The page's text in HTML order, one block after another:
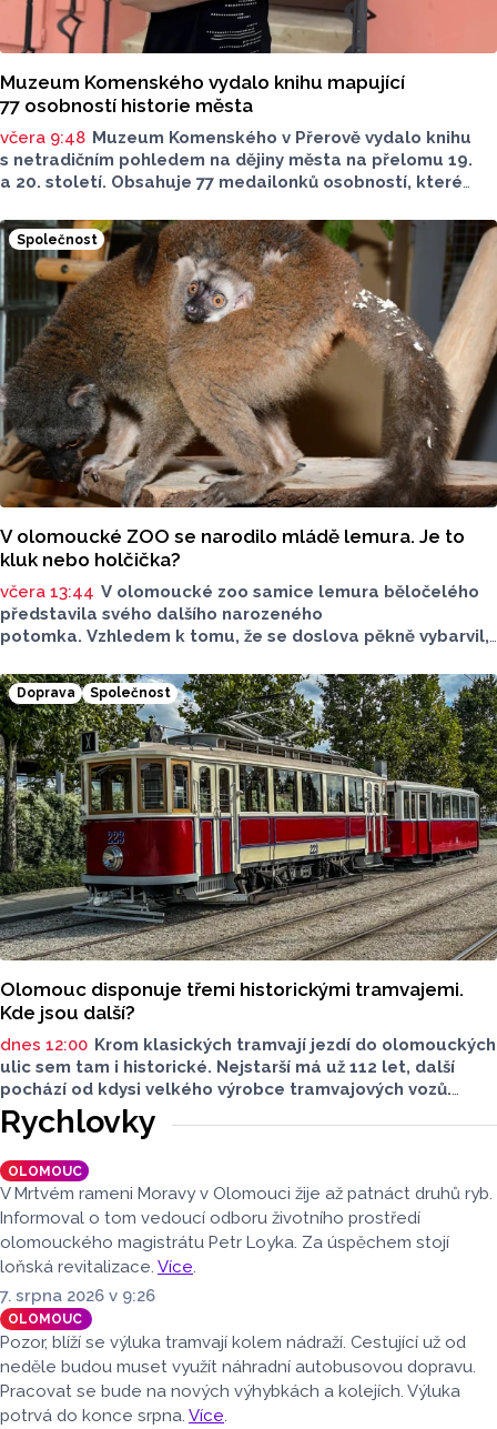
Muzeum Komenského vydalo knihu mapující
77 osobností historie města
včera 9:48 Muzeum Komenského v Přerově vydalo knihu
s netradičním pohledem na dějiny města na přelomu 19.
a 20. století. Obsahuje 77 medailonků osobností, které
jsou doplněny dobovými snímky. Podle autorky publikace
Šárky Krákorové Pajůrkové tomu předcházelo 13 let
pátrání po jejich osudech. Kniha vychází u příležitosti
letošního 770. výročí povýšení Přerova na královské město,
sdělila ČTK mluvčí radnice Lenka Chalupová.
Společnost
V olomoucké ZOO se narodilo mládě lemura. Je to
kluk nebo holčička?
včera 13:44 V olomoucké zoo samice lemura běločelého
představila svého dalšího narozeného
potomka. Vzhledem k tomu, že se doslova pěkně vybarvil,
hnědé, případně hnědošedé, zato samci se pyšní bílým
zbarvením hlavy.
Doprava Společnost
Olomouc disponuje třemi historickými tramvajemi.
Kde jsou další?
dnes 12:00 Krom klasických tramvají jezdí do olomouckých
ulic sem tam i historické. Nejstarší má už 112 let, další
pochází od kdysi velkého výrobce tramvajových vozů.
Třetím je vlečný vůz. Další, které kdysi jezdily v krajském
městě, jsou na jiných místech, třeba v brněnském
depozitáři.
Rychlovky
OLOMOUC
V Mrtvém rameni Moravy v Olomouci žije až patnáct druhů ryb.
Informoval o tom vedoucí odboru životního prostředí
olomouckého magistrátu Petr Loyka. Za úspěchem stojí
loňská revitalizace. Více.
7. srpna 2026 v 9:26
OLOMOUC
Pozor, blíží se výluka tramvají kolem nádraží. Cestující už od
neděle budou muset využít náhradní autobusovou dopravu.
Pracovat se bude na nových výhybkách a kolejích. Výluka
potrvá do konce srpna. Více